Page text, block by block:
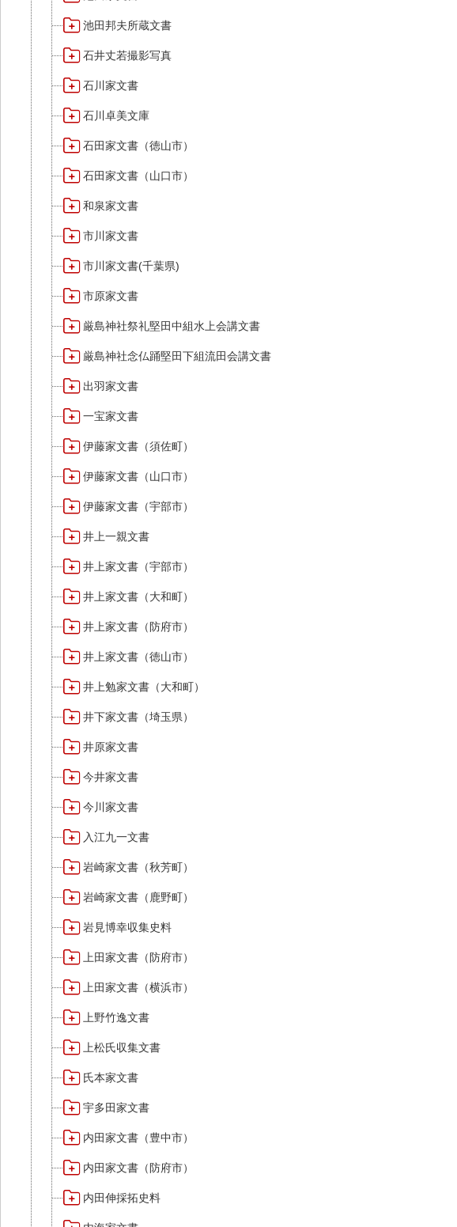
池田邦夫所蔵文書
石井丈若撮影写真
石川家文書
石川卓美文庫
石田家文書（徳山市）
石田家文書（山口市）
和泉家文書
市川家文書
市川家文書(千葉県)
市原家文書
厳島神社祭礼堅田中組水上会講文書
厳島神社念仏踊堅田下組流田会講文書
出羽家文書
一宝家文書
伊藤家文書（須佐町）
伊藤家文書（山口市）
伊藤家文書（宇部市）
井上一親文書
井上家文書（宇部市）
井上家文書（大和町）
井上家文書（防府市）
井上家文書（徳山市）
井上勉家文書（大和町）
井下家文書（埼玉県）
井原家文書
今井家文書
今川家文書
入江九一文書
岩崎家文書（秋芳町）
岩崎家文書（鹿野町）
岩見博幸収集史料
上田家文書（防府市）
上田家文書（横浜市）
上野竹逸文書
上松氏収集文書
氏本家文書
宇多田家文書
内田家文書（豊中市）
内田家文書（防府市）
内田伸採拓史料